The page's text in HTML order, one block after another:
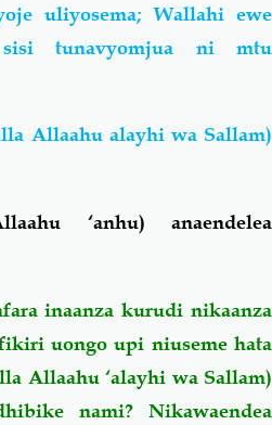
uliyosema; Wallahi ewe
tunavyomjua ni mtu
Allaahu alayhi wa Sallam)
‘anhu) anaendelea
inaanza kurudi nikaanza
uongo upi niuseme hata
Allaahu ‘alayhi wa Sallam)
nami? Nikawaendea